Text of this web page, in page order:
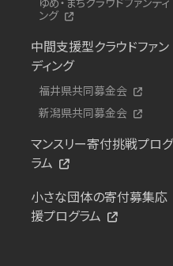
ング
中間支援型クラウドファン
ディング
福井県共同募金会
新潟県共同募金会
マンスリー寄付挑戦プログ
ラム
小さな団体の寄付募集応
援プログラム